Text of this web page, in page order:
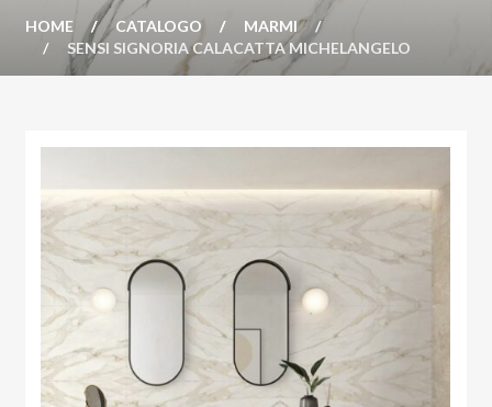
HOME CATALOGO
MARMI
SENSI SIGNORIA CALACATTA MICHELANGELO